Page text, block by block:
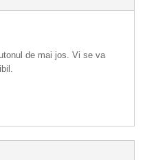
de mai jos. Vi se va